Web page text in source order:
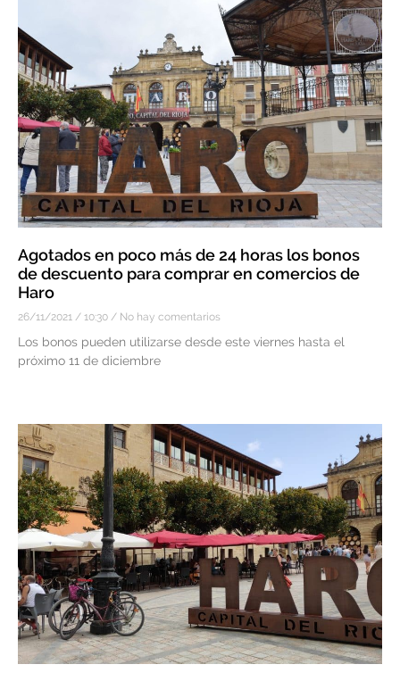
Agotados en poco más de 24 horas los bonos
de descuento para comprar en comercios de
Haro
26/11/2021 10:30 No hay comentarios
Los bonos pueden utilizarse desde este viernes hasta el
próximo 11 de diciembre